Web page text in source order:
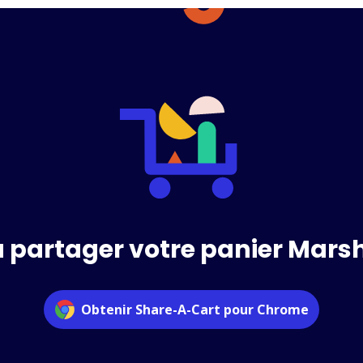
partager votre panier
Obtenir Share-A-Cart pour Chrome